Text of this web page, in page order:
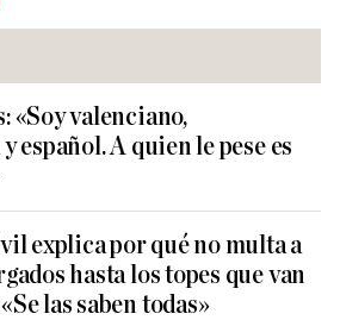
«Soy valenciano,
español. A quien le pese es
explica por qué no multa a
hasta los topes que van
las saben todas»